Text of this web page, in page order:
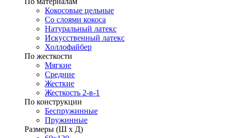
Кокосовые цельные
Со слоями кокоса
Натуральный латекс
Искусственный латекс
Холлофайбер
По жесткости
Мягкие
Средние
Жесткие
Жесткость 2-в-1
По конструкции
Беспружинные
Пружинные
Размеры (Ш х Д)